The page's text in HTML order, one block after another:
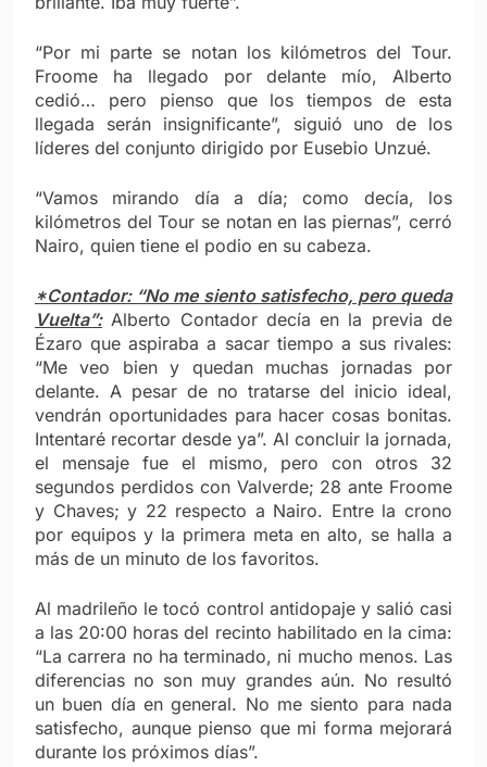
“Por mi parte se notan los kilómetros del Tour.
Froome ha llegado por delante mío, Alberto
cedió… pero pienso que los tiempos de esta
llegada serán insignificante”, siguió uno de los
líderes del conjunto dirigido por Eusebio Unzué.
“Vamos mirando día a día; como decía, los
kilómetros del Tour se notan en las piernas”, cerró
Nairo, quien tiene el podio en su cabeza.
*Contador: “No me siento satisfecho, pero queda
Vuelta”:Alberto Contador decía en la previa de
Ézaro que aspiraba a sacar tiempo a sus rivales:
“Me veo bien y quedan muchas jornadas por
delante. A pesar de no tratarse del inicio ideal,
vendrán oportunidades para hacer cosas bonitas.
Intentaré recortar desde ya”. Al concluir la jornada,
el mensaje fue el mismo, pero con otros 32
segundos perdidos con Valverde; 28 ante Froome
y Chaves; y 22 respecto a Nairo. Entre la crono
por equipos y la primera meta en alto, se halla a
más de un minuto de los favoritos.
Al madrileño le tocó control antidopaje y salió casi
a las 20:00 horas del recinto habilitado en la cima:
“La carrera no ha terminado, ni mucho menos. Las
diferencias no son muy grandes aún. No resultó
un buen día en general. No me siento para nada
satisfecho, aunque pienso que mi forma mejorará
durante los próximos días”.